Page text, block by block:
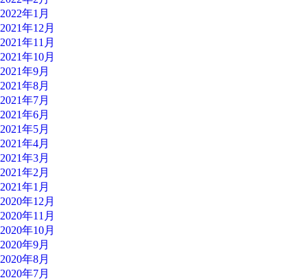
2022年1月
2021年12月
2021年11月
2021年10月
2021年9月
2021年8月
2021年7月
2021年6月
2021年5月
2021年4月
2021年3月
2021年2月
2021年1月
2020年12月
2020年11月
2020年10月
2020年9月
2020年8月
2020年7月